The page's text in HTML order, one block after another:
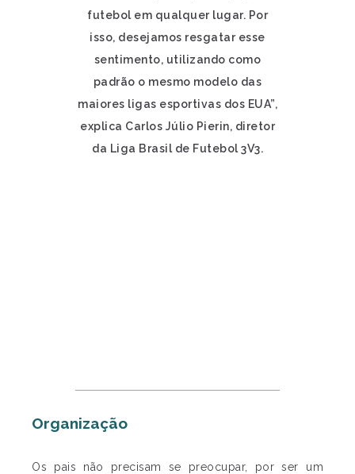
futebol em qualquer lugar. Por
isso, desejamos resgatar esse
sentimento, utilizando como
padrão o mesmo modelo das
maiores ligas esportivas dos EUA”,
explica Carlos Júlio Pierin, diretor
da Liga Brasil de Futebol 3V3.
Organização
Os pais não precisam se preocupar, por ser um